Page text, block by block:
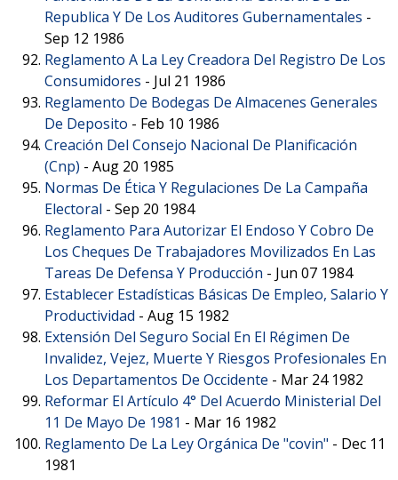
Republica Y De Los Auditores Gubernamentales -
Sep 12 1986
Reglamento A La Ley Creadora Del Registro De Los
Consumidores - Jul 21 1986
Reglamento De Bodegas De Almacenes Generales
De Deposito - Feb 10 1986
Creación Del Consejo Nacional De Planificación
(Cnp) - Aug 20 1985
Normas De Ética Y Regulaciones De La Campaña
Electoral - Sep 20 1984
Reglamento Para Autorizar El Endoso Y Cobro De
Los Cheques De Trabajadores Movilizados En Las
Tareas De Defensa Y Producción - Jun 07 1984
Establecer Estadísticas Básicas De Empleo, Salario Y
Productividad - Aug 15 1982
Extensión Del Seguro Social En El Régimen De
Invalidez, Vejez, Muerte Y Riesgos Profesionales En
Los Departamentos De Occidente - Mar 24 1982
Reformar El Artículo 4° Del Acuerdo Ministerial Del
11 De Mayo De 1981 - Mar 16 1982
Reglamento De La Ley Orgánica De "covin" - Dec 11
1981